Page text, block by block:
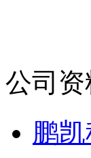
公司资
鹏